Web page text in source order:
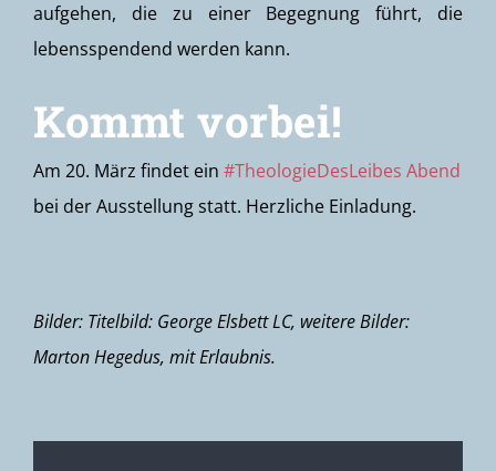
aufgehen, die zu einer Begegnung führt, die
lebensspendend werden kann.
Kommt vorbei!
Am 20. März findet ein #TheologieDesLeibes Abend
bei der Ausstellung statt. Herzliche Einladung.
Bilder: Titelbild: George Elsbett LC, weitere Bilder:
Marton Hegedus, mit Erlaubnis.